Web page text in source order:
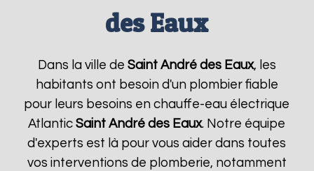
des Eaux
Dans la ville de Saint André des Eaux, les
habitants ont besoin d'un plombier fiable
pour leurs besoins en chauffe-eau électrique
AtlanticSaint André des Eaux. Notre équipe
d'experts est là pour vous aider dans toutes
vos interventions de plomberie, notamment